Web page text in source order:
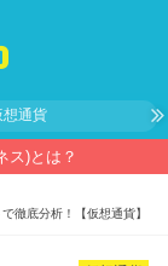
想通貨
ス)とは？
徹底分析！【仮想通貨】